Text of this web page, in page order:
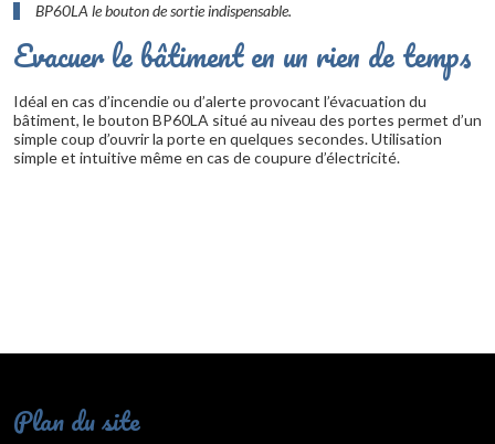
BP60LA le bouton de sortie indispensable.
Evacuer le bâtiment en un rien de temps
Idéal en cas d’incendie ou d’alerte provocant l’évacuation du
bâtiment, le bouton BP60LA situé au niveau des portes permet d’un
simple coup d’ouvrir la porte en quelques secondes. Utilisation
simple et intuitive même en cas de coupure d’électricité.
Plan du site